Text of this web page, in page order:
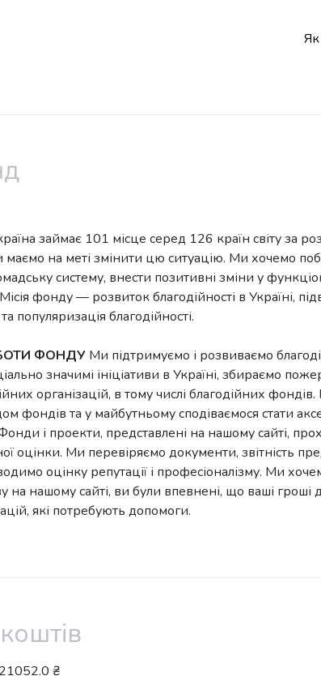
займає 101 місце серед 126 країн світу за
маємо на меті змінити цю ситуацію. Ми хочемо
систему, внести позитивні зміни у
фонду — розвиток благодійності в Україні,
популяризація благодійності.
ФОНДУМи підтримуємо і розвиваємо
значимі ініціативи в Україні, збираємо
організацій, в тому числі благодійних
фондів та у майбутньому сподіваємося стати
і проекти, представлені на нашому сайті,
оцінки. Ми перевіряємо документи, звітність
оцінку репутації і професіоналізму. Ми
на нашому сайті, ви були впевнені, що ваші гроші
які потребують допомоги.
21052.0 ₴